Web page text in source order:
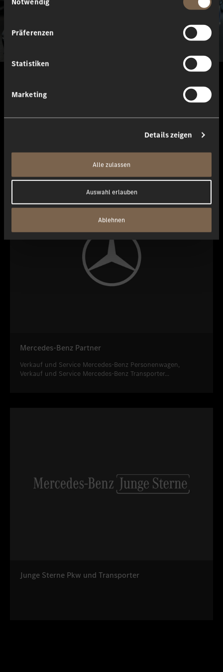
Präferenzen
Statistiken
Marketing
Details zeigen
Alle zulassen
Auswahl erlauben
Ablehnen
Geschäftsführer
Mercedes-Benz Partner
Verkauf und Service Mercedes-Benz Personenwagen,
Verkauf und Service Mercedes-Benz Transporter...
Junge Sterne Pkw und Transporter